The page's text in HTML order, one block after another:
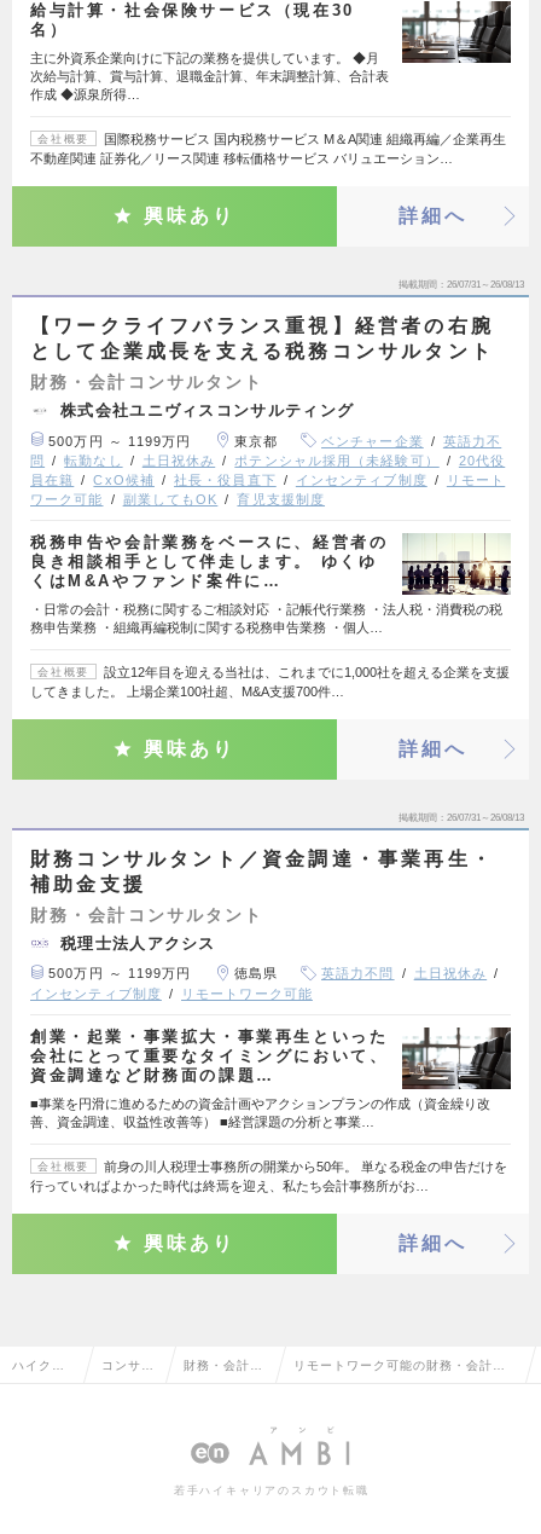
給与計算・社会保険サービス（現在30
名）
主に外資系企業向けに下記の業務を提供しています。 ◆月
次給与計算、賞与計算、退職金計算、年末調整計算、合計表
作成 ◆源泉所得…
会社概要
国際税務サービス 国内税務サービス M＆A関連 組織再編／企業再生
不動産関連 証券化／リース関連 移転価格サービス バリュエーション…
興味あり 詳細へ
掲載期間 26/07/31～26/08/13
【ワークライフバランス重視】経営者の右腕
として企業成長を支える税務コンサルタント
財務・会計コンサルタント
株式会社ユニヴィスコンサルティング
500万円 ～ 1199万円 東京都 ベンチャー企業
英語力不
問
転勤なし 土日祝休み ポテンシャル採用（未経験可）
20代役
員在籍
CxO候補 社長・役員直下 インセンティブ制度
リモート
ワーク可能
副業してもOK 育児支援制度
税務申告や会計業務をベースに、経営者の
良き相談相手として伴走します。 ゆくゆ
くはM&Aやファンド案件に…
・日常の会計・税務に関するご相談対応 ・記帳代行業務 ・法人税・消費税の税
務申告業務 ・組織再編税制に関する税務申告業務 ・個人…
会社概要
設立12年目を迎える当社は、これまでに1,000社を超える企業を支援
してきました。 上場企業100社超、M&A支援700件…
興味あり 詳細へ
掲載期間 26/07/31～26/08/13
財務コンサルタント／資金調達・事業再生・
補助金支援
財務・会計コンサルタント
税理士法人アクシス
500万円 ～ 1199万円 徳島県 英語力不問
土日祝休み
インセンティブ制度
リモートワーク可能
創業・起業・事業拡大・事業再生といった
会社にとって重要なタイミングにおいて、
資金調達など財務面の課題…
■事業を円滑に進めるための資金計画やアクションプランの作成（資金繰り改
善、資金調達、収益性改善等） ■経営課題の分析と事業…
会社概要
前身の川人税理士事務所の開業から50年。 単なる税金の申告だけを
行っていればよかった時代は終焉を迎え、私たち会計事務所がお…
興味あり 詳細へ
ハイクラ コンサル 財務・会計コ リモートワーク可能の財務・会計コ
若手ハイキャリアのスカウト転職